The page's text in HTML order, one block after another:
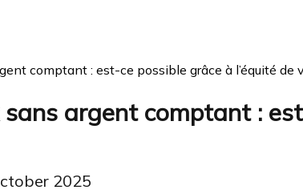
comptant : est-ce possible grâce à l’équité
argent comptant :
2025